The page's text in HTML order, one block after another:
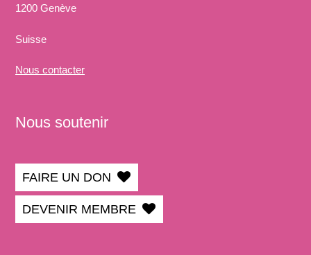
1200 Genève
Suisse
Nous contacter
Nous soutenir
FAIRE UN DON
DEVENIR MEMBRE